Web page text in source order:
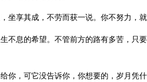
享其成，不劳而获一说。你不努力，就
息的希望。不管前方的路有多苦，只
，可它没告诉你，你想要的，岁月凭